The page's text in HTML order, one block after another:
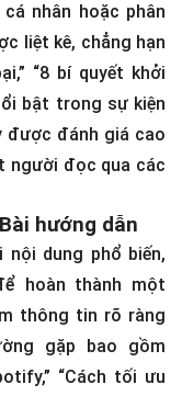
nhân hoặc phân
liệt kê, chẳng hạn
“8 bí quyết khởi
bật trong sự kiện
được đánh giá cao
người đọc qua các
hướng dẫn
nội dung phổ biến,
hoàn thành một
thông tin rõ ràng
gặp bao gồm
“Cách tối ưu